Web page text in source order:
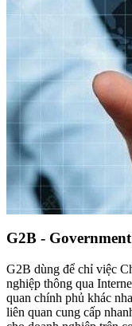
G2B -
G2B dùng để chỉ việc
nghiệp thông qua
quan chính phủ khác
liên quan cung cấp